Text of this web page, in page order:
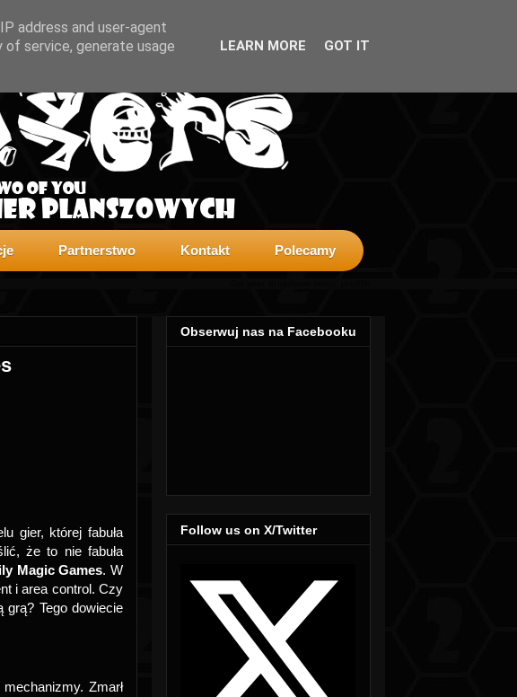
Partnerstwo Kontakt Polecamy
gier, której fabuła
że to nie fabuła
Magic Games. W
i area control. Czy
grą? Tego dowiecie
Zmarł
Obserwuj nas na Facebooku
Follow us on X/Twitter
address and user-agent
service, generate usage
LEARN MORE GOT IT